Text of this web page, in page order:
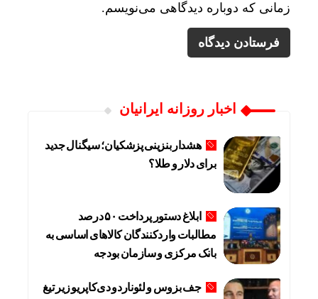
زمانی که دوباره دیدگاهی می‌نویسم.
اخبار روزانه ایرانیان
هشدار بنزینی پزشکیان؛ سیگنال جدید
برای دلار و طلا؟
ابلاغ دستور پرداخت ۵۰ درصد
مطالبات واردکنندگان کالاهای اساسی به
بانک مرکزی و سازمان بودجه
جف بزوس و لئوناردو دی‌کاپریو زیر تیغ